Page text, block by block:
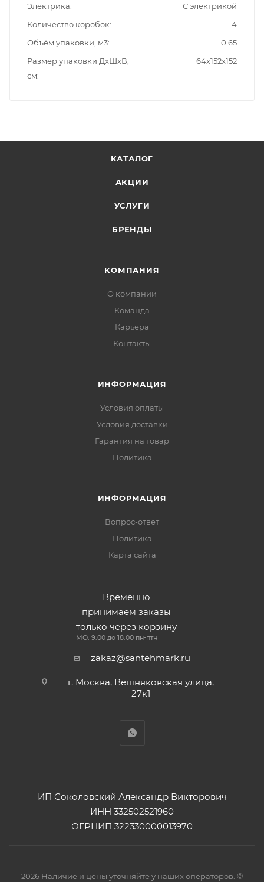
Электрика
С электрикой
Количество коробок
4
Объём упаковки, м3
0.65
Размер упаковки ДxШxВ,
см
64x152x152
КАТАЛОГ
АКЦИИ
УСЛУГИ
БРЕНДЫ
КОМПАНИЯ
О компании
Команда
Карьера
Контакты
ИНФОРМАЦИЯ
Условия оплаты
Условия доставки
Гарантия на товар
Политика
ИНФОРМАЦИЯ
Вопрос-ответ
Политика
Карта сайта
Временно
принимаем заказы
только через корзину
МО: 9:00 до 18:00 пн-птн
zakaz@santehmark.ru
г. Москва, Вешняковская улица,
27к1
ИП Соколовский Александр Викторович
ИНН 332502521960
ОГРНИП 322330000013970
2026 Наличие и цены уточняйте у наших операторов. ©